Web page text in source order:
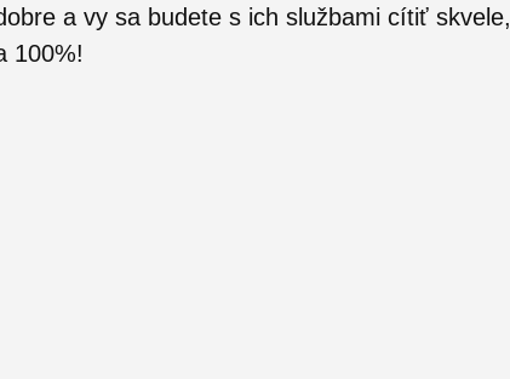
a vy sa budete s ich službami cítiť skvele,
100%!